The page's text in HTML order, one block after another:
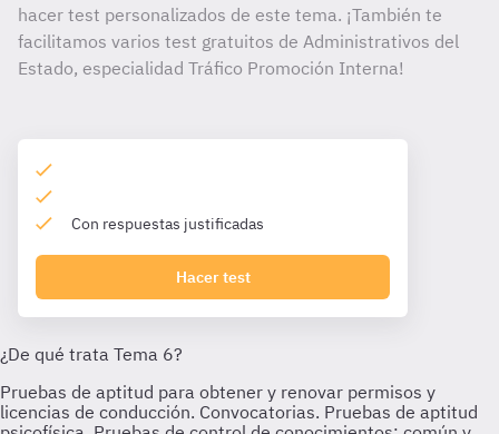
hacer test personalizados de este tema. ¡También te
facilitamos varios test gratuitos de Administrativos del
Estado, especialidad Tráfico Promoción Interna!
Con respuestas justificadas
Hacer test